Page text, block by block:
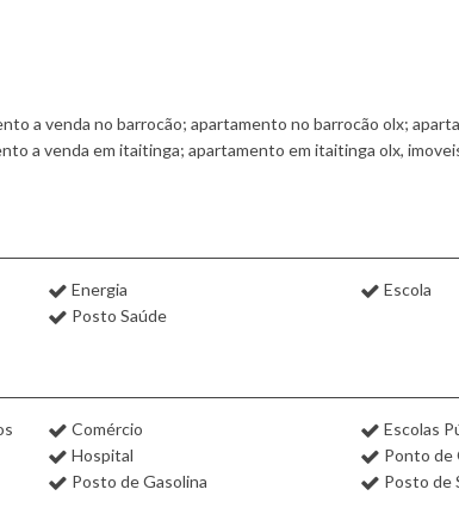
a venda no barrocão; apartamento no barrocão olx;
a venda em itaitinga; apartamento em itaitinga olx,
Energia
Escola
Posto Saúde
Comércio
Escolas
Hospital
Ponto de
Posto de Gasolina Posto de